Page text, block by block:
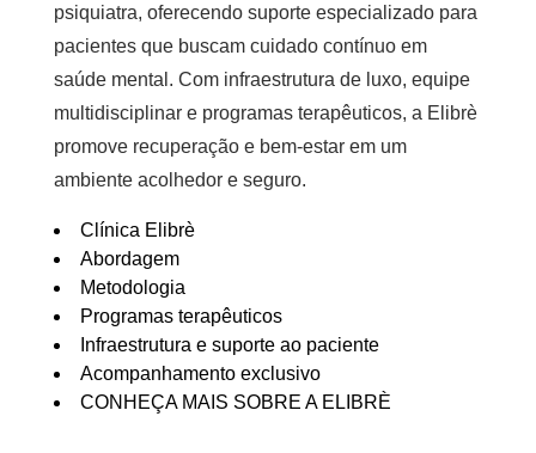
psiquiatra, oferecendo suporte especializado para
pacientes que buscam cuidado contínuo em
saúde mental. Com infraestrutura de luxo, equipe
multidisciplinar e programas terapêuticos, a Elibrè
promove recuperação e bem-estar em um
ambiente acolhedor e seguro.
Clínica Elibrè
Abordagem
Metodologia
Programas terapêuticos
Infraestrutura e suporte ao paciente
Acompanhamento exclusivo
CONHEÇA MAIS SOBRE A ELIBRÈ